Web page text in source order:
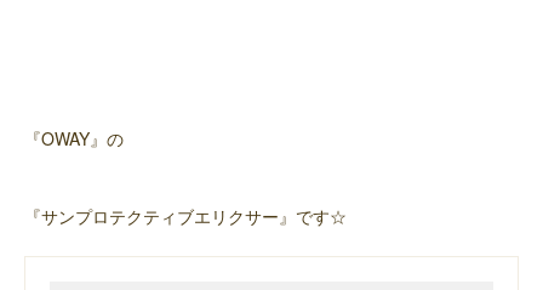
『OWAY』の
『サンプロテクティブエリクサー』です☆